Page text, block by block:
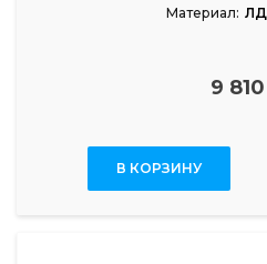
Материал:
9
В КОРЗИНУ